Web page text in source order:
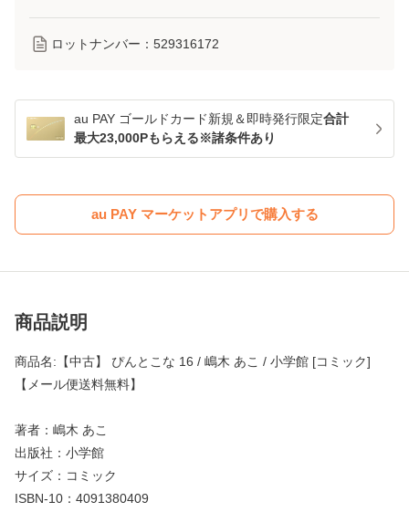
ロットナンバー： 529316172
au PAY ゴールドカード新規＆即時発行限定合計
最大23,000Pもらえる※諸条件あり
au PAY マーケットアプリで購入する
商品説明
商品名:【中古】 ぴんとこな 16 / 嶋木 あこ / 小学館 [コミック]
【メール便送料無料】
著者：嶋木 あこ
出版社：小学館
サイズ：コミック
ISBN-10：4091380409